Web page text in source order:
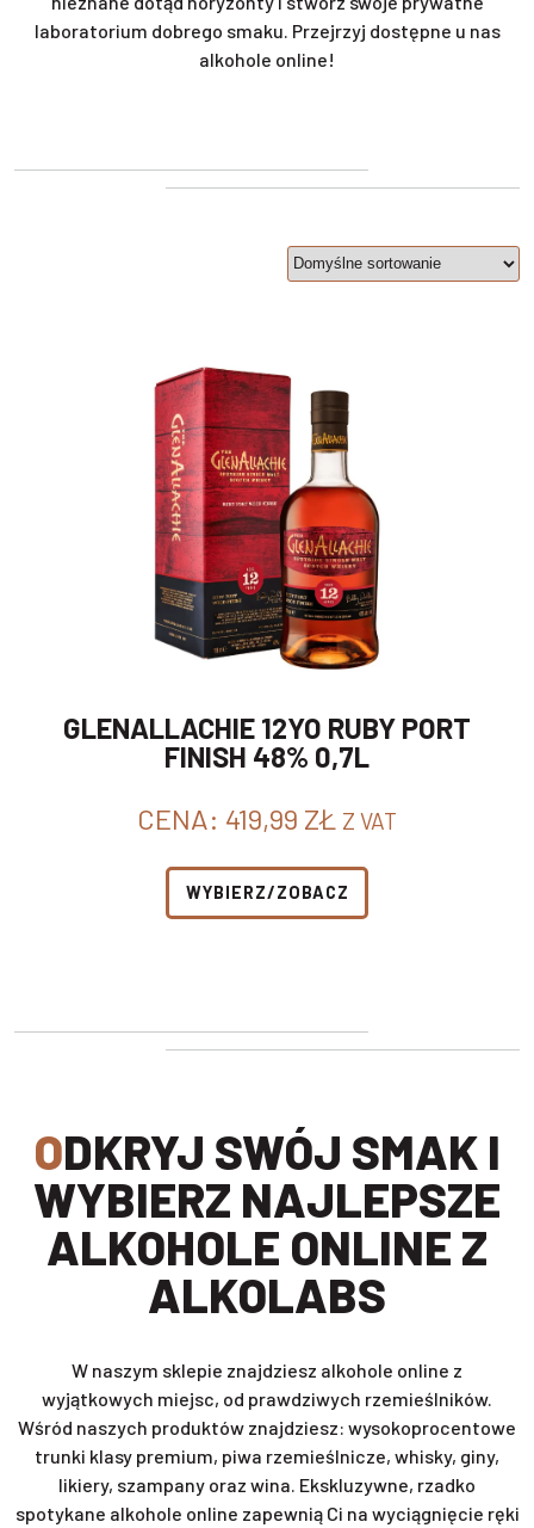
laboratorium dobrego smaku. Przejrzyj dostępne u nas
alkohole online!
GLENALLACHIE 12YO RUBY PORT
FINISH 48% 0,7L
CENA: 419,99 ZŁ Z VAT
WYBIERZ/ZOBACZ
ODKRYJ SWÓJ SMAK I
WYBIERZ NAJLEPSZE
ALKOHOLE ONLINE Z
ALKOLABS
W naszym sklepie znajdziesz alkohole online z
wyjątkowych miejsc, od prawdziwych rzemieślników.
Wśród naszych produktów znajdziesz: wysokoprocentowe
trunki klasy premium, piwa rzemieślnicze, whisky, giny,
likiery, szampany oraz wina. Ekskluzywne, rzadko
spotykane alkohole online zapewnią Ci na wyciągnięcie ręki